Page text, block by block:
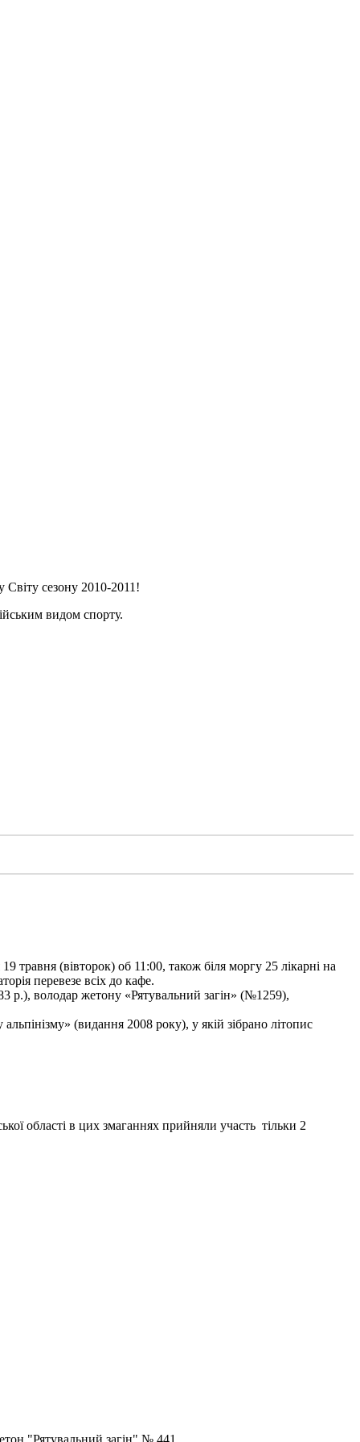
сезону 2010-2011!
видом спорту.
травня (вівторок) об 11:00, також біля моргу 25 лікарні на
перевезе всіх до кафе.
р.), володар жетону «Рятувальний загін» (№1259),
(видання 2008 року), у якій зібрано літопис
області в цих змаганнях прийняли участь тільки 2